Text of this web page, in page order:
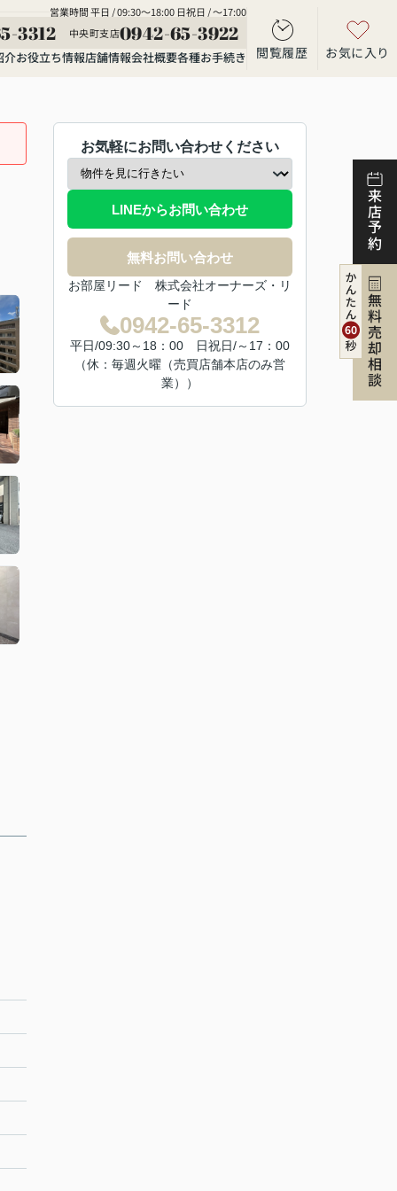
営業時間 平日 / 09:30～18:00 日祝日 / ～17:00
3312 中央町支店0942-65-3922
介お役立ち情報店舗情報会社概要各種お手続き 閲覧履歴 お気に入り
来店予約
無料売却相談
お気軽にお問い合わせください
LINEからお問い合わせ
無料お問い合わせ
お部屋リード 株式会社オーナーズ・リ
ード
0942-65-3312
平日/09:30～18：00 日祝日/～17：00
（休：毎週火曜（売買店舗本店のみ営
業））